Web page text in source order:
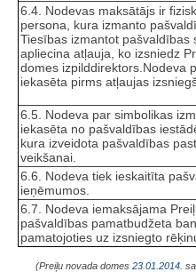
6.4. Nodevas maksātājs ir
persona, kura izmanto
Tiesības izmantot pašvaldības
apliecina atļauja, ko izsniedz
domes izpilddirektors.Nodeva
iekasēta pirms atļaujas
6.5. Nodeva par simbolikas
iekasēta no pašvaldības
kura izveidota pašvaldības
veikšanai.
6.6. Nodeva tiek ieskaitīta
ieņēmumos.
6.7. Nodeva iemaksājama
pašvaldības pamatbudžeta
pamatojoties uz izsniegto
(Preiļu novada domes 23.01.2014.